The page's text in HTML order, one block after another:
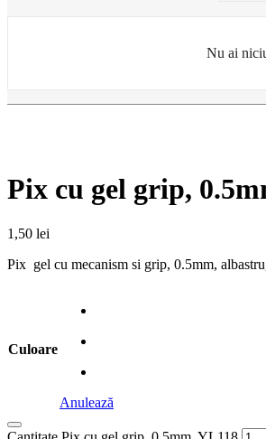
Nu ai
Pix cu gel grip,
1,50 lei
Pix gel cu mecanism si grip, 0.5mm,
Culoare
Anulează